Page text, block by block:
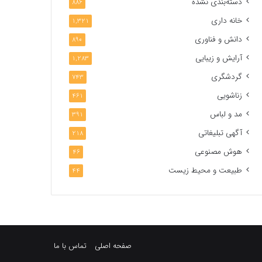
886
خانه داری 1,321
دانش و فناوری 890
آرایش و زیبایی 1,283
گردشگری 743
زناشویی 461
مد و لباس 391
آگهی تبلیغاتی 218
هوش مصنوعی 46
طبیعت و محیط زیست 44
صفحه اصلی تماس با ما